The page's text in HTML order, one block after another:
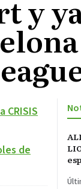
y
CRISIS
de